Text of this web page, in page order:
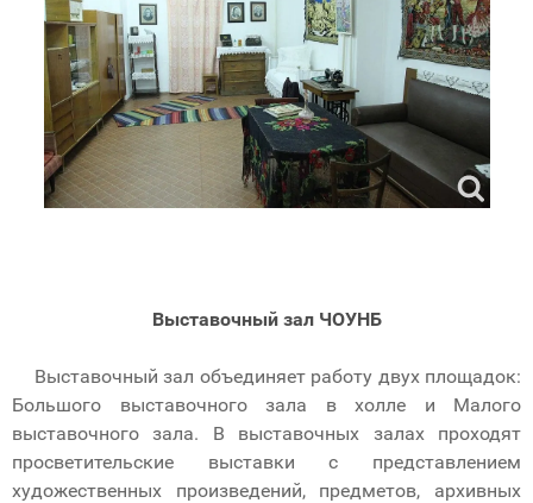
Выставочный зал ЧОУНБ
Выставочный зал объединяет работу двух площадок:
Большого выставочного зала в холле и Малого
выставочного зала. В выставочных залах проходят
просветительские выставки с представлением
художественных произведений, предметов, архивных